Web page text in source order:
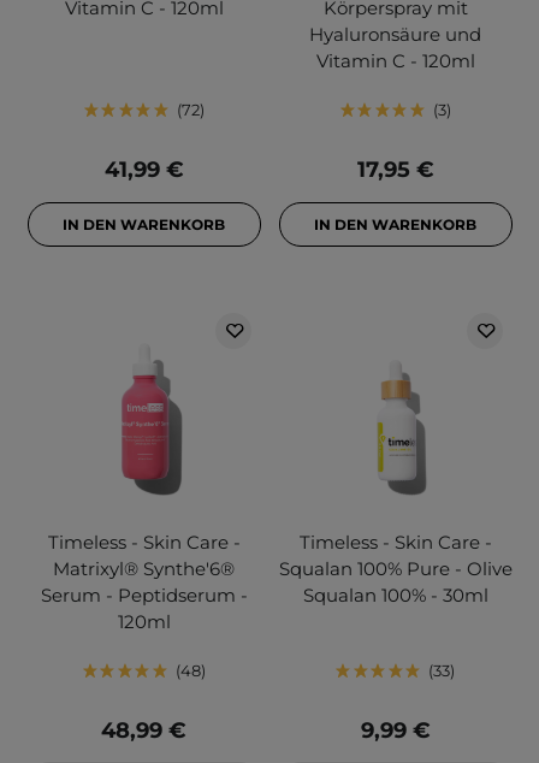
Vitamin C - 120ml
72
41,99 €
IN DEN WARENKORB
Körperspray mit
Hyaluronsäure und
Vitamin C - 120ml
3
17,95 €
IN DEN WARENKORB
Timeless - Skin Care -
Matrixyl®️ Synthe'6®️
Serum - Peptidserum -
120ml
48
48,99 €
Timeless - Skin Care -
Squalan 100% Pure - Olive
Squalan 100% - 30ml
33
9,99 €